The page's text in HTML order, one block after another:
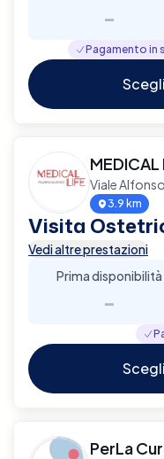
-
Pagamento in
MEDICAL
Viale
3.9 km
Visita
Vedi altre prestazioni
Prima disponibilità
-
PerLa